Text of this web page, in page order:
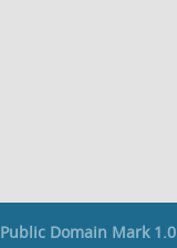
Public Domain Mark 1.0